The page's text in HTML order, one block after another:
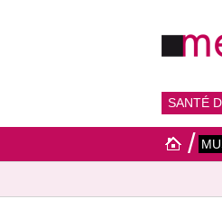
SANTÉ